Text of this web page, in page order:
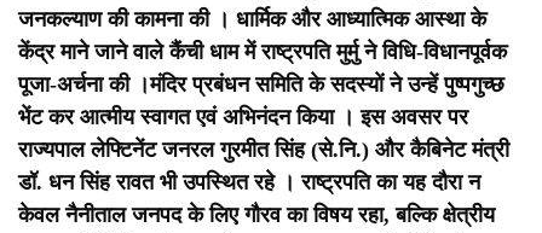
जनकल्याण की कामना की । धार्मिक और आध्यात्मिक आस्था के
केंद्र माने जाने वाले कैंची धाम में राष्ट्रपति मुर्मु ने विधि-विधानपूर्वक
पूजा-अर्चना की ।मंदिर प्रबंधन समिति के सदस्यों ने उन्हें पुष्पगुच्छ
भेंट कर आत्मीय स्वागत एवं अभिनंदन किया । इस अवसर पर
राज्यपाल लेफ्टिनेंट जनरल गुरमीत सिंह (से.नि.) और कैबिनेट मंत्री
डॉ. धन सिंह रावत भी उपस्थित रहे । राष्ट्रपति का यह दौरा न
केवल नैनीताल जनपद के लिए गौरव का विषय रहा, बल्कि क्षेत्रीय